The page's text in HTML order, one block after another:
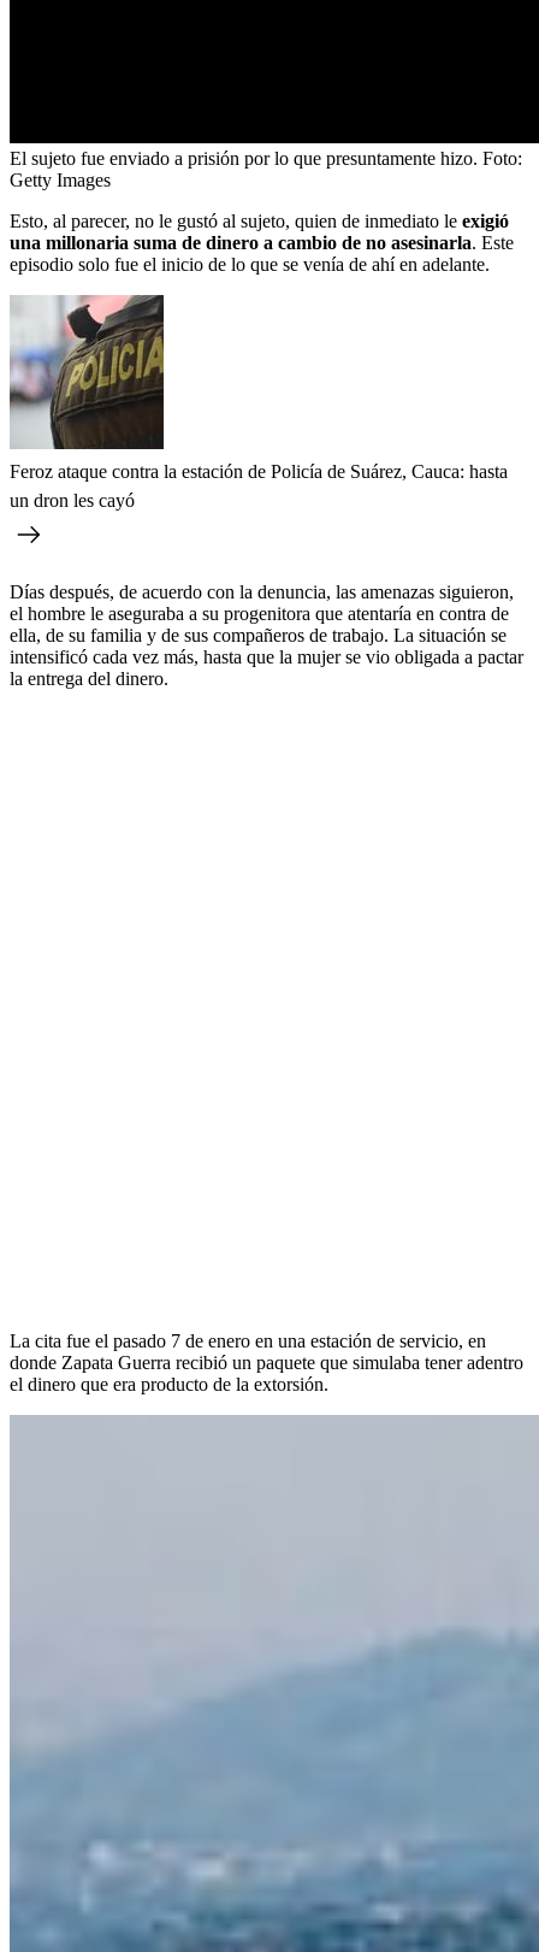
El sujeto fue enviado a prisión por lo que presuntamente hizo. Foto:
Getty Images
Esto, al parecer, no le gustó al sujeto, quien de inmediato le exigió
una millonaria suma de dinero a cambio de no asesinarla. Este
episodio solo fue el inicio de lo que se venía de ahí en adelante.
Feroz ataque contra la estación de Policía de Suárez, Cauca: hasta
un dron les cayó
Días después, de acuerdo con la denuncia, las amenazas siguieron,
el hombre le aseguraba a su progenitora que atentaría en contra de
ella, de su familia y de sus compañeros de trabajo. La situación se
intensificó cada vez más, hasta que la mujer se vio obligada a pactar
la entrega del dinero.
La cita fue el pasado 7 de enero en una estación de servicio, en
donde Zapata Guerra recibió un paquete que simulaba tener adentro
el dinero que era producto de la extorsión.